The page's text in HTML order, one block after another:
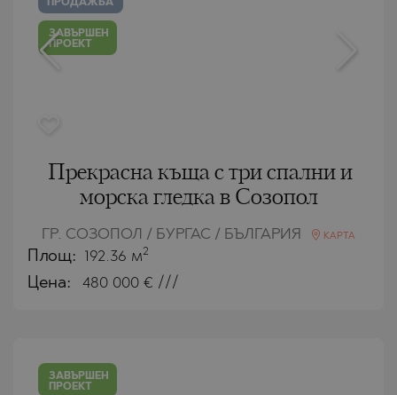
ПРОДАЖБА
ЗАВЪРШЕН
ПРОЕКТ
Прекрасна къща с три спални и
морска гледка в Созопол
ГР. СОЗОПОЛ / БУРГАС / БЪЛГАРИЯ КАРТА
Площ: 192.36 м2
Цена: 480 000 € ///
ЗАВЪРШЕН
ПРОЕКТ